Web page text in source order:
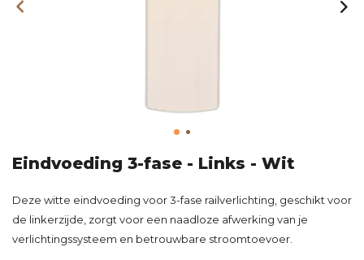
Eindvoeding 3-fase - Links - Wit
Deze witte eindvoeding voor 3-fase railverlichting, geschikt voor
de linkerzijde, zorgt voor een naadloze afwerking van je
verlichtingssysteem en betrouwbare stroomtoevoer.